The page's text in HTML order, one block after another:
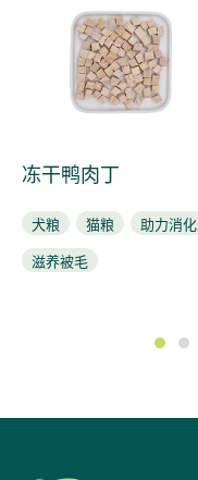
冻干鸭肉丁
犬粮 猫粮
助力消化
滋养被毛
1 2